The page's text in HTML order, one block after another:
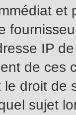
et
IP
de
le droit de
sujet